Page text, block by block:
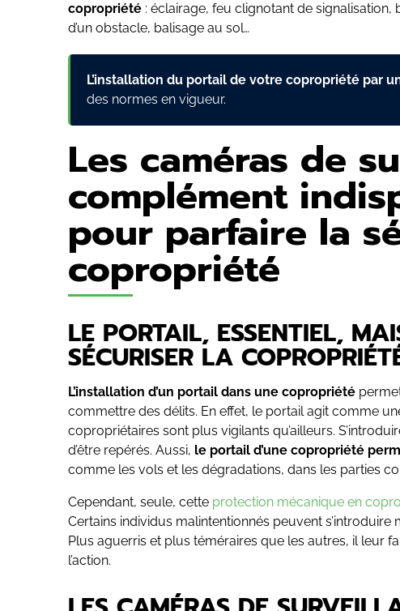
copropriété: éclairage, feu clignotant de
d’un obstacle, balisage au sol…
L’installation du portail de votre copropriété par
des normes en vigueur.
Les caméras de
complément
pour parfaire la
copropriété
LE PORTAIL, ESSENTIEL,
SÉCURISER LA
L’installation d’un portail dans une copropriété
commettre des délits. En effet, le portail agit comme
copropriétaires sont plus vigilants qu’ailleurs.
d’être repérés. Aussi, le portail d’une copropriété
comme les vols et les dégradations, dans les parties
Cependant, seule, cette protection mécanique en
Certains individus malintentionnés peuvent
Plus aguerris et plus téméraires que les autres, il leur
l’action.